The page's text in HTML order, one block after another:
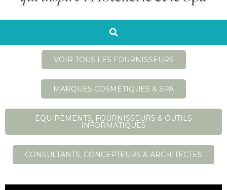
VOIR TOUS LES FOURNISSEURS
MARQUES COSMÉTIQUES & SPA
EQUIPEMENTS, FOURNISSEURS & OUTILS
INFORMATIQUES
CONSULTANTS, CONCEPTEURS & ARCHITECTES